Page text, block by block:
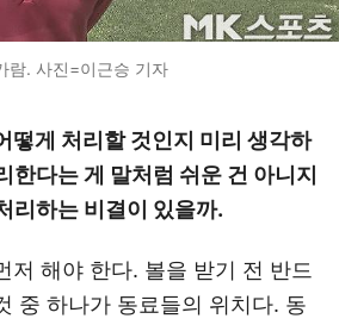
람. 사진=이근승 기자
떻게 처리할 것인지 미리 생각하
한다는 게 말처럼 쉬운 건 아니지
리하는 비결이 있을까.
저 해야 한다. 볼을 받기 전 반드
중 하나가 동료들의 위치다. 동